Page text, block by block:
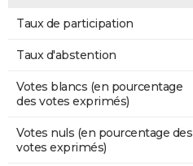
Taux de participation
Taux d'abstention
Votes blancs (en pourcentage
des votes exprimés)
Votes nuls (en pourcentage des
votes exprimés)